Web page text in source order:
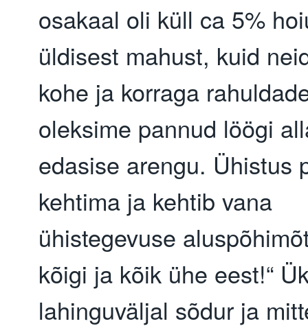
osakaal oli küll ca 5%
üldisest mahust, kuid
kohe ja korraga
oleksime pannud löögi
edasise arengu. Ühistus
kehtima ja kehtib vana
ühistegevuse
kõigi ja kõik ühe eest!“
lahinguväljal sõdur ja